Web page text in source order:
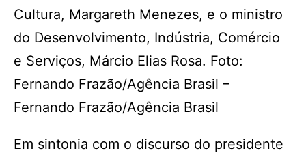
Cultura, Margareth Menezes, e o ministro
do Desenvolvimento, Indústria, Comércio
e Serviços, Márcio Elias Rosa. Foto:
Fernando Frazão/Agência Brasil –
Fernando Frazão/Agência Brasil
Em sintonia com o discurso do presidente